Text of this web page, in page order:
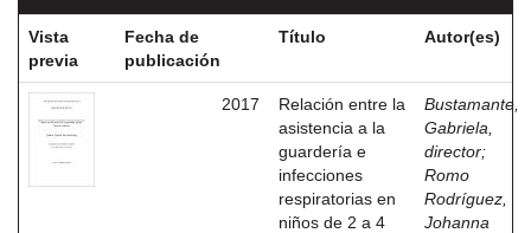
Vista
previa
Fecha de
publicación
Título Autor(es)
2017
Relación entre la
asistencia a la
guardería e
infecciones
respiratorias en
niños de 2 a 4
Bustamante,
Gabriela,
director;
Romo
Rodríguez,
Johanna